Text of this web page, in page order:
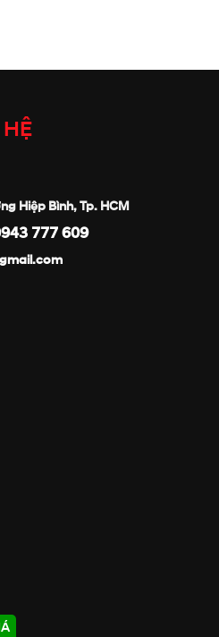
Hiệp Bình, Tp. HCM
777 609